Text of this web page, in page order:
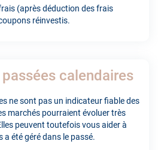
(après déduction des frais
réinvestis.
calendaires
ne sont pas un indicateur fiable des
marchés pourraient évoluer très
peuvent toutefois vous aider à
été géré dans le passé.